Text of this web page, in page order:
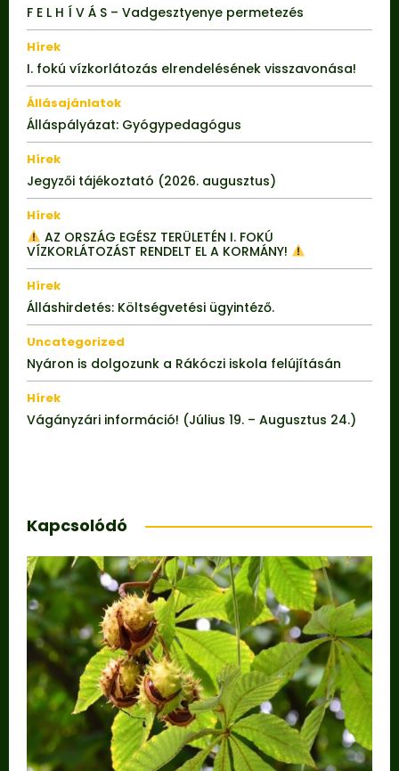
F E L H Í V Á S – Vadgesztyenye permetezés
Hírek
I. fokú vízkorlátozás elrendelésének visszavonása!
Állásajánlatok
Álláspályázat: Gyógypedagógus
Hírek
Jegyzői tájékoztató (2026. augusztus)
Hírek
AZ ORSZÁG EGÉSZ TERÜLETÉN I. FOKÚ
VÍZKORLÁTOZÁST RENDELT EL A KORMÁNY!
Hírek
Álláshirdetés: Költségvetési ügyintéző.
Uncategorized
Nyáron is dolgozunk a Rákóczi iskola felújításán
Hírek
Vágányzári információ! (Július 19. – Augusztus 24.)
Kapcsolódó